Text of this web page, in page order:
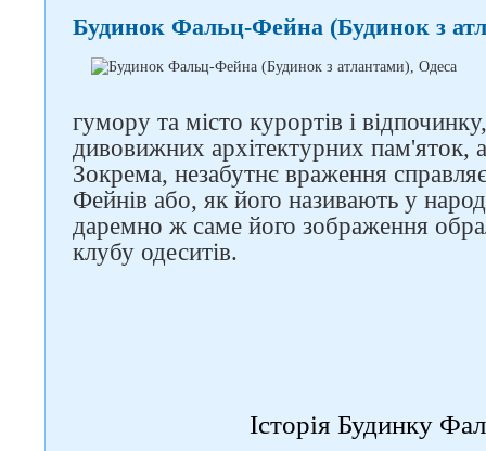
Будинок Фальц-Фейна (Будинок з
гумору та місто курортів і
дивовижних архітектурних пам'яток,
Зокрема, незабутнє враження
Фейнів або, як його називають у
даремно ж саме його зображення
клубу одеситів.
Історія Будинку